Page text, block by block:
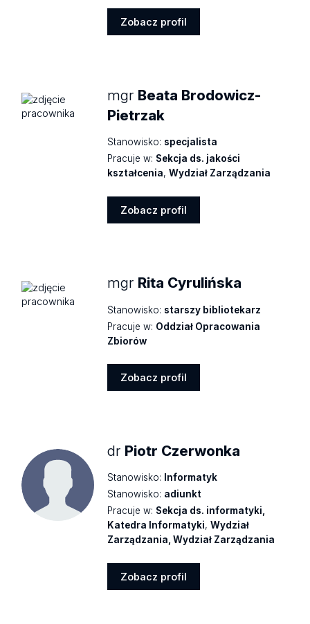
Zobacz profil
mgr Beata Brodowicz-
Pietrzak
Stanowisko: specjalista
Pracuje w: Sekcja ds. jakości
kształcenia,Wydział Zarządzania
Zobacz profil
mgr Rita Cyrulińska
Stanowisko: starszy bibliotekarz
Pracuje w: Oddział Opracowania
Zbiorów
Zobacz profil
dr Piotr Czerwonka
Stanowisko:
Informatyk
Stanowisko: adiunkt
Pracuje w: Sekcja ds. informatyki,
Katedra Informatyki,Wydział
Zarządzania, Wydział Zarządzania
Zobacz profil